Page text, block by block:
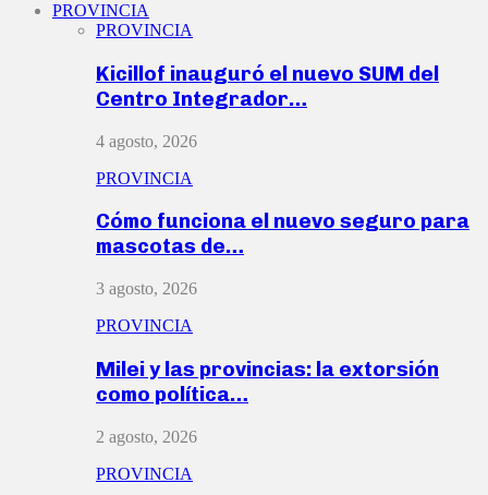
PROVINCIA
PROVINCIA
Kicillof inauguró el nuevo SUM del
Centro Integrador…
4 agosto, 2026
PROVINCIA
Cómo funciona el nuevo seguro para
mascotas de…
3 agosto, 2026
PROVINCIA
Milei y las provincias: la extorsión
como política…
2 agosto, 2026
PROVINCIA